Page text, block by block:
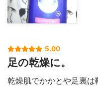
5.00
足の乾燥に。
乾燥肌でかかとや足裏は